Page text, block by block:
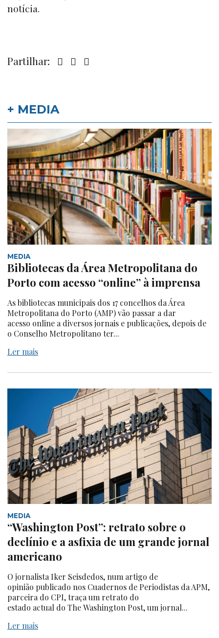
notícia.
Partilhar:
+ MEDIA
MEDIA
Bibliotecas da Área Metropolitana do
Porto com acesso “online” à imprensa
As bibliotecas municipais dos 17 concelhos da Área
Metropolitana do Porto (AMP) vão passar a dar
acesso online a diversos jornais e publicações, depois de
o Conselho Metropolitano ter...
Ler mais
MEDIA
“Washington Post”: retrato sobre o
declínio e a asfixia de um grande jornal
americano
O jornalista Iker Seisdedos, num artigo de
opinião publicado nos Cuadernos de Periodistas da APM,
parceira do CPI, traça um retrato do
estado actual do The Washington Post, um jornal...
Ler mais